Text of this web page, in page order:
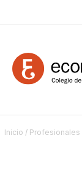
Inicio / Profesionales